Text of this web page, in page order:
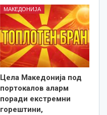
МАКЕДОНИЈА
Цела Македонија под
портокалов аларм
поради екстремни
горештини,